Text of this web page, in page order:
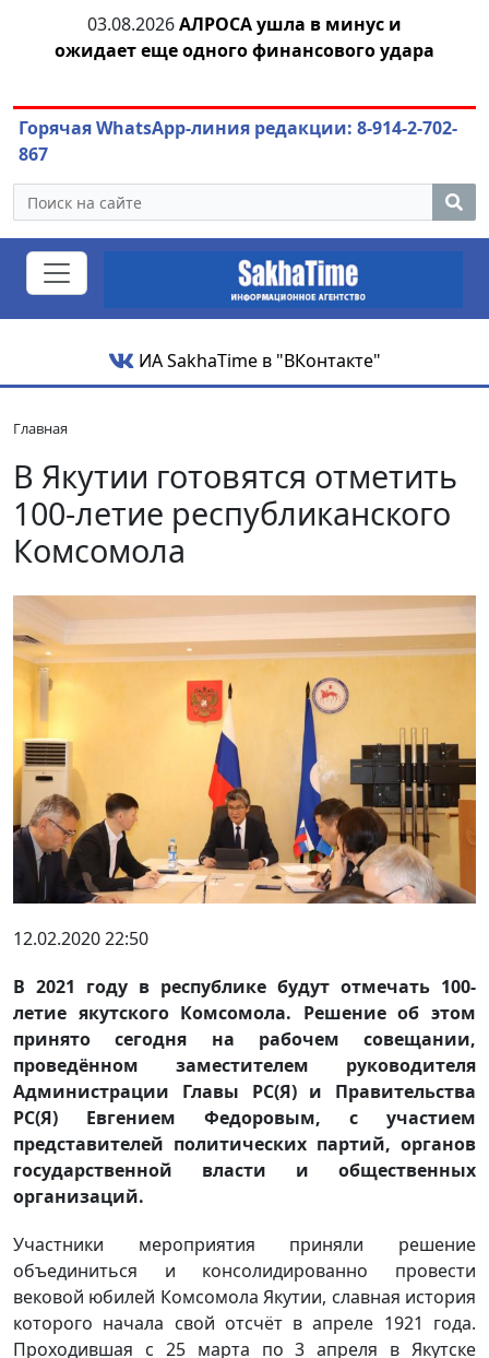
03.08.2026АЛРОСА ушла в минус и
ожидает еще одного финансового удара
Горячая WhatsApp-линия редакции: 8-914-2-702-
867
ИА SakhaTime в "ВКонтакте"
Главная
В Якутии готовятся отметить
100-летие республиканского
Комсомола
12.02.2020 22:50
В 2021 году в республике будут отмечать 100-
летие якутского Комсомола. Решение об этом
принято сегодня на рабочем совещании,
проведённом заместителем руководителя
Администрации Главы РС(Я) и Правительства
РС(Я) Евгением Федоровым, с участием
представителей политических партий, органов
государственной власти и общественных
организаций.
Участники мероприятия приняли решение
объединиться и консолидированно провести
вековой юбилей Комсомола Якутии, славная история
которого начала свой отсчёт в апреле 1921 года.
Проходившая с 25 марта по 3 апреля в Якутске